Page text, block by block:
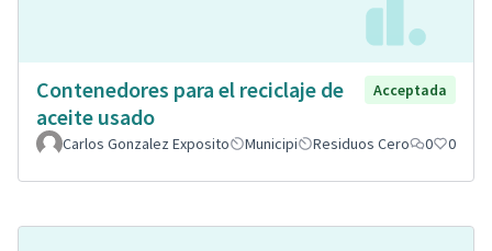
Contenedores para el reciclaje de
aceite usado
Acceptada
Carlos Gonzalez Exposito Municipi Residuos Cero 0 0